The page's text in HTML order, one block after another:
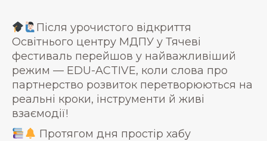
Після урочистого відкриття
Освітнього центру МДПУ у Тячеві
фестиваль перейшов у найважливіший
режим — EDU-ACTIVE, коли слова про
партнерство розвиток перетворюються на
реальні кроки, інструменти й живі
взаємодії!
Протягом дня простір хабу